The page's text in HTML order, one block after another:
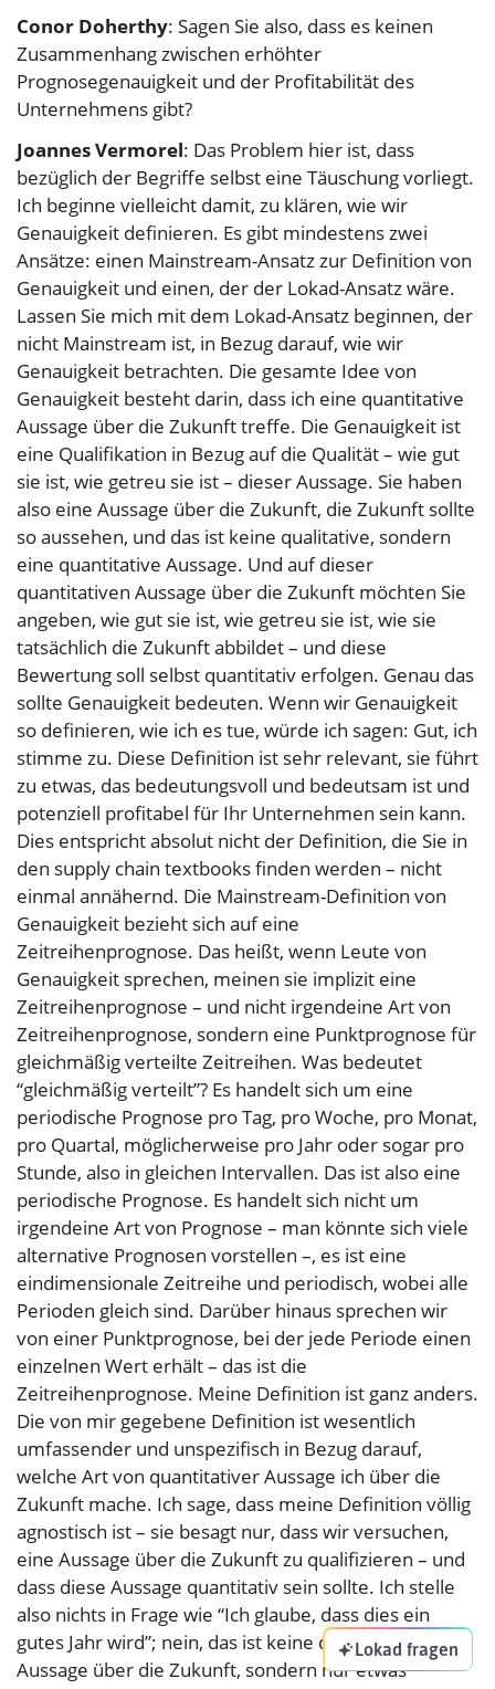
Conor Doherthy: Sagen Sie also, dass es keinen
Zusammenhang zwischen erhöhter
Prognosegenauigkeit und der Profitabilität des
Unternehmens gibt?
Joannes Vermorel: Das Problem hier ist, dass
bezüglich der Begriffe selbst eine Täuschung vorliegt.
Ich beginne vielleicht damit, zu klären, wie wir
Genauigkeit definieren. Es gibt mindestens zwei
Ansätze: einen Mainstream-Ansatz zur Definition von
Genauigkeit und einen, der der Lokad-Ansatz wäre.
Lassen Sie mich mit dem Lokad-Ansatz beginnen, der
nicht Mainstream ist, in Bezug darauf, wie wir
Genauigkeit betrachten. Die gesamte Idee von
Genauigkeit besteht darin, dass ich eine quantitative
Aussage über die Zukunft treffe. Die Genauigkeit ist
eine Qualifikation in Bezug auf die Qualität – wie gut
sie ist, wie getreu sie ist – dieser Aussage. Sie haben
also eine Aussage über die Zukunft, die Zukunft sollte
so aussehen, und das ist keine qualitative, sondern
eine quantitative Aussage. Und auf dieser
quantitativen Aussage über die Zukunft möchten Sie
angeben, wie gut sie ist, wie getreu sie ist, wie sie
tatsächlich die Zukunft abbildet – und diese
Bewertung soll selbst quantitativ erfolgen. Genau das
sollte Genauigkeit bedeuten. Wenn wir Genauigkeit
so definieren, wie ich es tue, würde ich sagen: Gut, ich
stimme zu. Diese Definition ist sehr relevant, sie führt
zu etwas, das bedeutungsvoll und bedeutsam ist und
potenziell profitabel für Ihr Unternehmen sein kann.
Dies entspricht absolut nicht der Definition, die Sie in
den supply chain textbooks finden werden – nicht
einmal annähernd. Die Mainstream-Definition von
Genauigkeit bezieht sich auf eine
Zeitreihenprognose. Das heißt, wenn Leute von
Genauigkeit sprechen, meinen sie implizit eine
Zeitreihenprognose – und nicht irgendeine Art von
Zeitreihenprognose, sondern eine Punktprognose für
gleichmäßig verteilte Zeitreihen. Was bedeutet
“gleichmäßig verteilt”? Es handelt sich um eine
periodische Prognose pro Tag, pro Woche, pro Monat,
pro Quartal, möglicherweise pro Jahr oder sogar pro
Stunde, also in gleichen Intervallen. Das ist also eine
periodische Prognose. Es handelt sich nicht um
irgendeine Art von Prognose – man könnte sich viele
alternative Prognosen vorstellen –, es ist eine
eindimensionale Zeitreihe und periodisch, wobei alle
Perioden gleich sind. Darüber hinaus sprechen wir
von einer Punktprognose, bei der jede Periode einen
einzelnen Wert erhält – das ist die
Zeitreihenprognose. Meine Definition ist ganz anders.
Die von mir gegebene Definition ist wesentlich
umfassender und unspezifisch in Bezug darauf,
welche Art von quantitativer Aussage ich über die
Zukunft mache. Ich sage, dass meine Definition völlig
agnostisch ist – sie besagt nur, dass wir versuchen,
eine Aussage über die Zukunft zu qualifizieren – und
dass diese Aussage quantitativ sein sollte. Ich stelle
also nichts in Frage wie “Ich glaube, dass dies ein
gutes Jahr wird”; nein, das ist keine quantitative
Aussage über die Zukunft, sondern nur etwas
Lokad fragen